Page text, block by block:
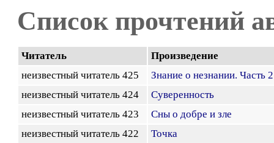
Список прочтений
Читатель
Произведение
неизвестный читатель 425
Знание о незнании. Часть 2
неизвестный читатель 424
Суверенность
неизвестный читатель 423
Сны о добре и зле
неизвестный читатель 422
Точка